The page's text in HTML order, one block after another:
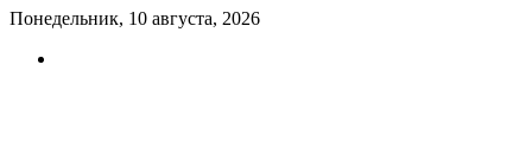
Понедельник, 10 августа, 2026